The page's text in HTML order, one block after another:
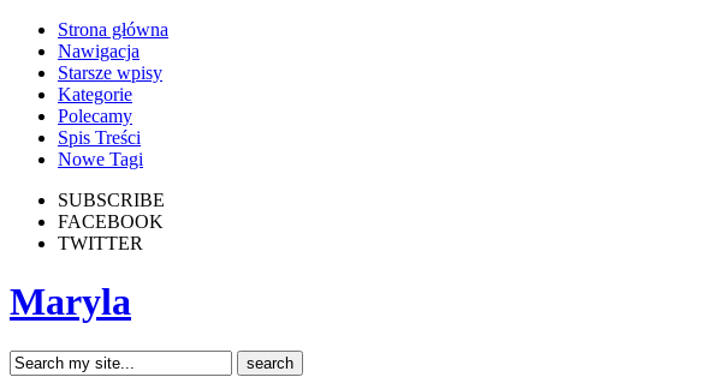
Strona główna
Nawigacja
Starsze wpisy
Kategorie
Polecamy
Spis Treści
Nowe Tagi
SUBSCRIBE
FACEBOOK
TWITTER
Maryla